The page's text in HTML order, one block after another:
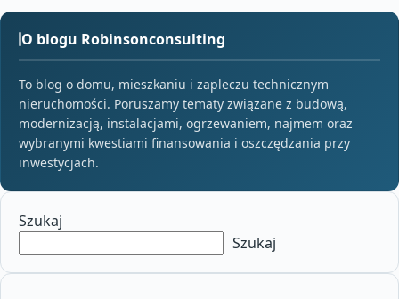
O blogu Robinsonconsulting
To blog o domu, mieszkaniu i zapleczu technicznym
nieruchomości. Poruszamy tematy związane z budową,
modernizacją, instalacjami, ogrzewaniem, najmem oraz
wybranymi kwestiami finansowania i oszczędzania przy
inwestycjach.
Szukaj
Szukaj